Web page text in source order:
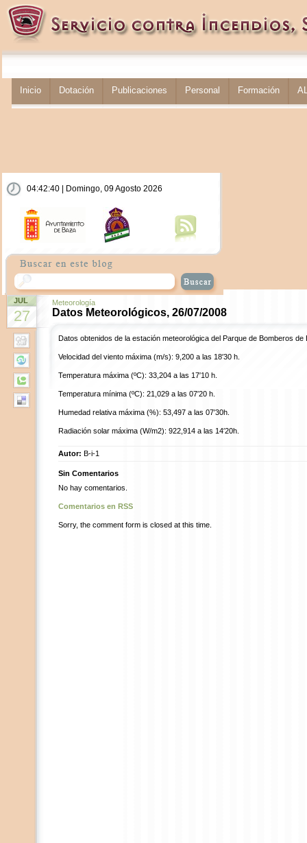
Inicio Dotación Publicaciones Personal Formación
04:42:40 | Domingo, 09 Agosto 2026
JUL
27
Meteorología
Datos Meteorológicos, 26/07/2008
Datos obtenidos de la estación meteorológica del Parque de Bomberos de
Velocidad del viento máxima (m/s): 9,200 a las 18′30 h.
Temperatura máxima (ºC): 33,204 a las 17′10 h.
Temperatura mínima (ºC): 21,029 a las 07′20 h.
Humedad relativa máxima (%): 53,497 a las 07′30h.
Radiación solar máxima (W/m2): 922,914 a las 14′20h.
Autor: B-i-1
Sin Comentarios
No hay comentarios.
Comentarios en RSS
Sorry, the comment form is closed at this time.